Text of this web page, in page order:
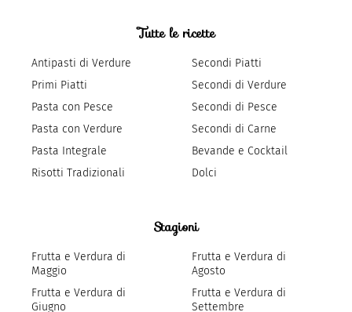
Tutte le ricette
Antipasti di Verdure
Primi Piatti
Pasta con Pesce
Pasta con Verdure
Pasta Integrale
Risotti Tradizionali
Secondi Piatti
Secondi di Verdure
Secondi di Pesce
Secondi di Carne
Bevande e Cocktail
Dolci
Stagioni
Frutta e Verdura di
Maggio
Frutta e Verdura di
Giugno
Frutta e Verdura di
Agosto
Frutta e Verdura di
Settembre